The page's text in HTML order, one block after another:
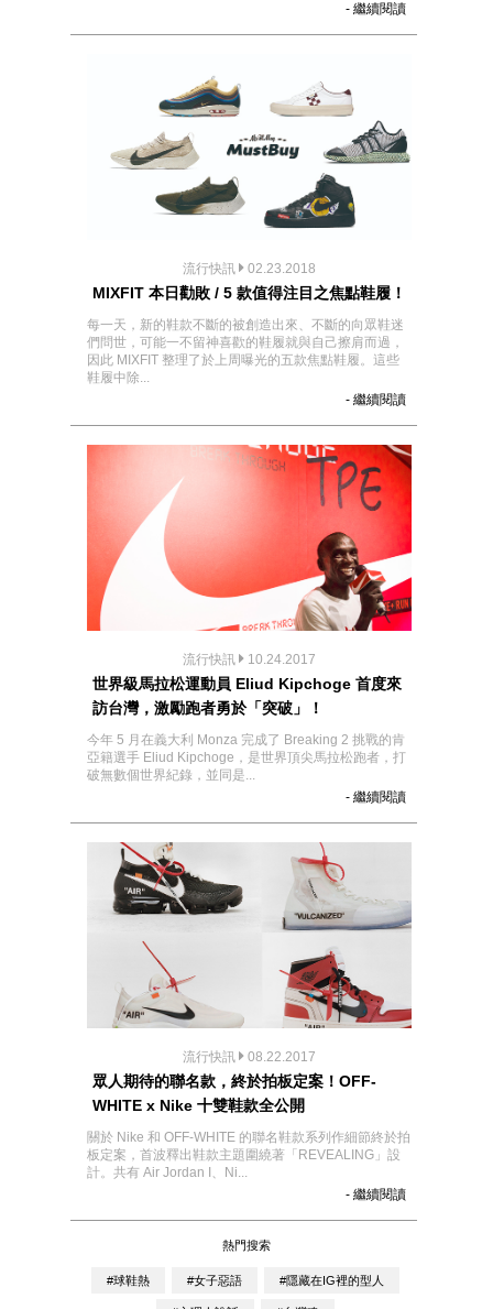
- 繼續閱讀
流行快訊 02.23.2018
MIXFIT 本日勸敗 / 5 款值得注目之焦點鞋履！
每一天，新的鞋款不斷的被創造出來、不斷的向眾鞋迷
們問世，可能一不留神喜歡的鞋履就與自己擦肩而過，
因此 MIXFIT 整理了於上周曝光的五款焦點鞋履。這些
鞋履中除...
- 繼續閱讀
流行快訊 10.24.2017
世界級馬拉松運動員 Eliud Kipchoge 首度來
訪台灣，激勵跑者勇於「突破」！
今年 5 月在義大利 Monza 完成了 Breaking 2 挑戰的肯
亞籍選手 Eliud Kipchoge，是世界頂尖馬拉松跑者，打
破無數個世界紀錄，並同是...
- 繼續閱讀
流行快訊 08.22.2017
眾人期待的聯名款，終於拍板定案！OFF-
WHITE x Nike 十雙鞋款全公開
關於 Nike 和 OFF-WHITE 的聯名鞋款系列作細節終於拍
板定案，首波釋出鞋款主題圍繞著「REVEALING」設
計。共有 Air Jordan I、Ni...
- 繼續閱讀
熱門搜索
#球鞋熱 #女子惡語 #隱藏在IG裡的型人